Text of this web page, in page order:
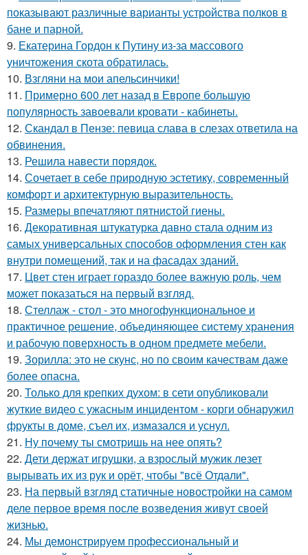
показывают различные варианты устройства полков в
бане и парной.
9. Екатерина Гордон к Путину из-за массового
уничтожения скота обратилась.
10. Взгляни на мои апельсинчики!
11. Примерно 600 лет назад в Европе большую
популярность завоевали кровати - кабинеты.
12. Скандал в Пензе: певица слава в слезах ответила на
обвинения.
13. Решила навести порядок.
14. Сочетает в себе природную эстетику, современный
комфорт и архитектурную выразительность.
15. Размеры впечатляют пятнистой гиены.
16. Декоративная штукатурка давно стала одним из
самых универсальных способов оформления стен как
внутри помещений, так и на фасадах зданий.
17. Цвет стен играет гораздо более важную роль, чем
может показаться на первый взгляд.
18. Стеллаж - стол - это многофункциональное и
практичное решение, объединяющее систему хранения
и рабочую поверхность в одном предмете мебели.
19. Зорилла: это не скунс, но по своим качествам даже
более опасна.
20. Только для крепких духом: в сети опубликовали
жуткие видео с ужасным инцидентом - корги обнаружил
фрукты в доме, съел их, измазался и уснул.
21. Ну почему ты смотришь на нее опять?
22. Дети держат игрушки, а взрослый мужик лезет
вырывать их из рук и орёт, чтобы "всё Отдали".
23. На первый взгляд статичные новостройки на самом
деле первое время после возведения живут своей
жизнью.
24. Мы демонстрируем профессиональный и